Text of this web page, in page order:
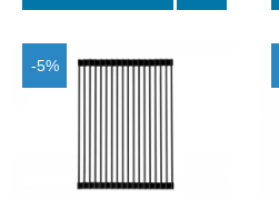
-5%